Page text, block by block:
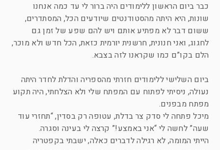
כבר ביום הראשון ללימודים היה ברור לי עד כמה אנחנו
שונות, היא היתה מהסטודנטים שיודעים הכל, המסתדרים,
ששום דבר לא מפתיע אותם ויש להם שפע של זמן גם
לחגוג, ואני חנונית, חרשנית יורמית כזאת, הכל חדש ולא מוכר,
הלם בקו”ם כמו שקראנו לזה בצבא.
ביום השלישי ללימודים חזרתי מהספריה והדלת לחדר היתה
נעולה, ניסיתי לפתוח עם המפתח שלי ולא הצלחתי, היה תקוע
מפתח מבפנים.
מיכל פתחה לי סדק צר בדלת, עטופה רק בסדין, “תחזרי עוד
שעה” לחשה לי “אני באמצע!” קרצה לי בעינה וסגרה.
הייתי המומה, לא רגילה לדברים כאלה, ישבתי בקפטריה